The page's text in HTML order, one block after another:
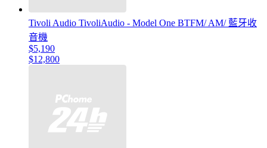
Tivoli Audio TivoliAudio - Model One BTFM/ AM/ 藍牙收
音機
$5,190
$12,800